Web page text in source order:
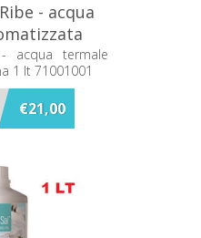
- acqua
- acqua termale
1 lt 71001001
€21,00